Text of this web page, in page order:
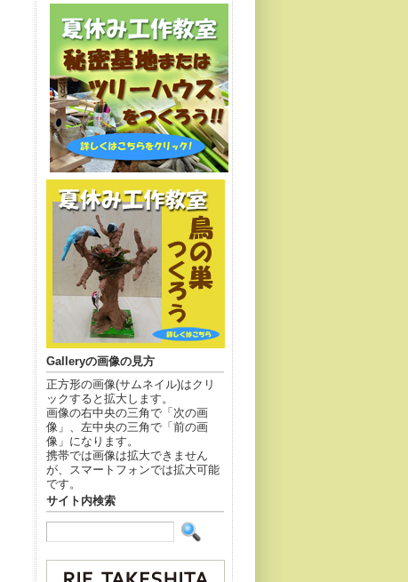
Galleryの画像の見方
正方形の画像(サムネイル)はクリ
ックすると拡大します。
画像の右中央の三角で「次の画
像」、左中央の三角で「前の画
像」になります。
携帯では画像は拡大できません
が、スマートフォンでは拡大可能
です。
サイト内検索